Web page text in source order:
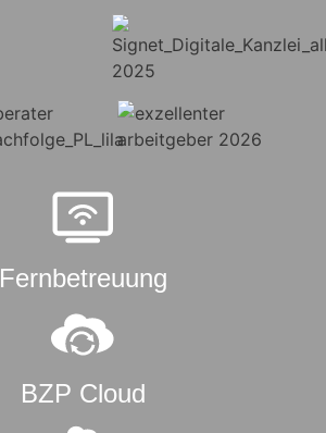
Fernbetreuung
BZP Cloud